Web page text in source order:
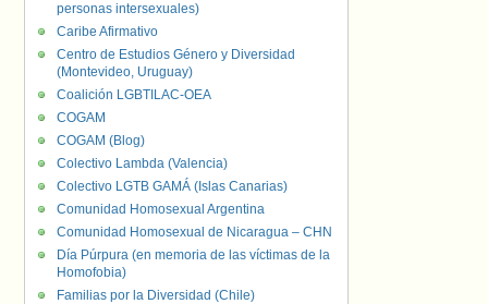
personas intersexuales)
Caribe Afirmativo
Centro de Estudios Género y Diversidad
(Montevideo, Uruguay)
Coalición LGBTILAC-OEA
COGAM
COGAM (Blog)
Colectivo Lambda (Valencia)
Colectivo LGTB GAMÁ (Islas Canarias)
Comunidad Homosexual Argentina
Comunidad Homosexual de Nicaragua – CHN
Día Púrpura (en memoria de las víctimas de la
Homofobia)
Familias por la Diversidad (Chile)